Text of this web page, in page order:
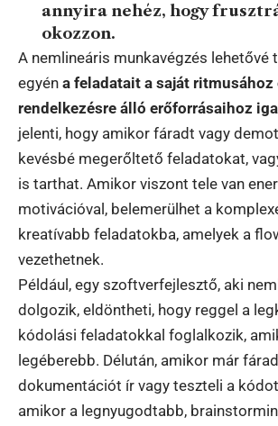
annyira nehéz, hogy
okozzon.
A nemlineáris munkavégzés lehetővé
egyén a feladatait a saját ritmusához
rendelkezésre álló erőforrásaihoz
jelenti, hogy amikor fáradt vagy
kevésbé megerőltető feladatokat,
is tarthat. Amikor viszont tele van
motivációval, belemerülhet a
kreatívabb feladatokba, amelyek a
vezethetnek.
Például, egy szoftverfejlesztő, aki
dolgozik, eldöntheti, hogy reggel a
kódolási feladatokkal foglalkozik,
legéberebb. Délután, amikor már
dokumentációt ír vagy teszteli a
amikor a legnyugodtabb,